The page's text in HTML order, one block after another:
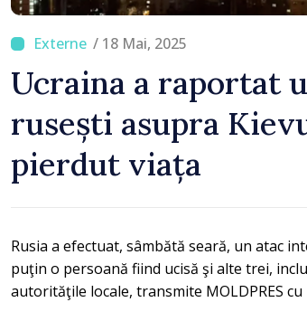
/ 18 Mai, 2025
Ucraina a raportat
rusești asupra
pierdut viața
Rusia a efectuat, sâmbătă seară, un atac
puţin o persoană fiind ucisă şi alte trei,
autorităţile locale, transmite MOLDPRES